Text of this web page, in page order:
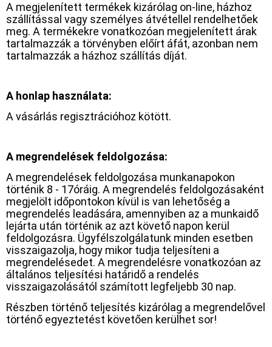
A megjelenített termékek kizárólag on-line, házhoz
szállítással vagy személyes átvétellel rendelhetőek
meg. A termékekre vonatkozóan megjelenített árak
tartalmazzák a törvényben előírt áfát, azonban nem
tartalmazzák a házhoz szállítás díját.
A honlap használata:
A vásárlás regisztrációhoz kötött.
A megrendelések feldolgozása:
A megrendelések feldolgozása munkanapokon
történik 8 - 17óráig. A megrendelés feldolgozásaként
megjelölt időpontokon kívül is van lehetőség a
megrendelés leadására, amennyiben az a munkaidő
lejárta után történik az azt követő napon kerül
feldolgozásra. Ügyfélszolgálatunk minden esetben
visszaigazolja, hogy mikor tudja teljesíteni a
megrendelésedet. A megrendelésre vonatkozóan az
általános teljesítési határidő a rendelés
visszaigazolásától számított legfeljebb 30 nap.
Részben történő teljesítés kizárólag a megrendelővel
történő egyeztetést követően kerülhet sor!